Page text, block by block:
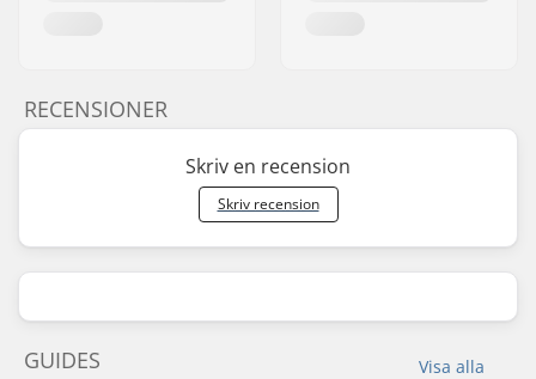
RECENSIONER
Skriv en recension
Skriv recension
Visa alla
GUIDES